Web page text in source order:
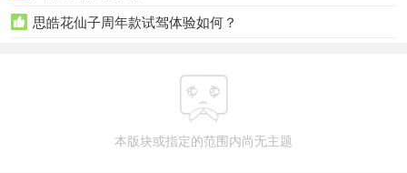
 思皓花仙子周年款试驾体验如何？

本版块或指定的范围内尚无主题